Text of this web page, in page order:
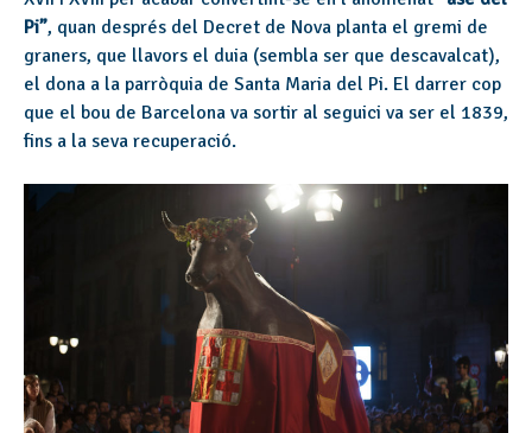
Pi”, quan després del Decret de Nova planta el gremi de
graners, que llavors el duia (sembla ser que descavalcat),
el dona a la parròquia de Santa Maria del Pi. El darrer cop
que el bou de Barcelona va sortir al seguici va ser el 1839,
fins a la seva recuperació.